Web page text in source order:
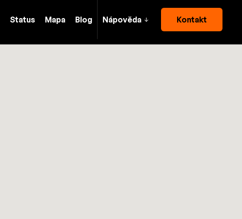
Status Mapa Blog Nápověda Kontakt